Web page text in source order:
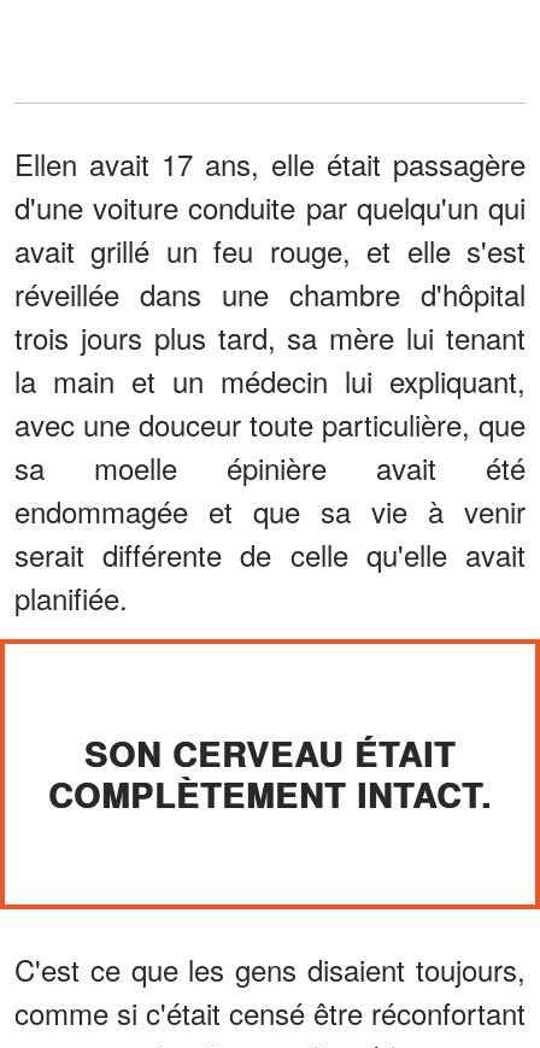
Ellen avait 17 ans, elle était passagère
d'une voiture conduite par quelqu'un qui
avait grillé un feu rouge, et elle s'est
réveillée dans une chambre d'hôpital
trois jours plus tard, sa mère lui tenant
la main et un médecin lui expliquant,
avec une douceur toute particulière, que
sa moelle épinière avait été
endommagée et que sa vie à venir
serait différente de celle qu'elle avait
planifiée.
SON CERVEAU ÉTAIT
COMPLÈTEMENT INTACT.
C'est ce que les gens disaient toujours,
comme si c'était censé être réconfortant